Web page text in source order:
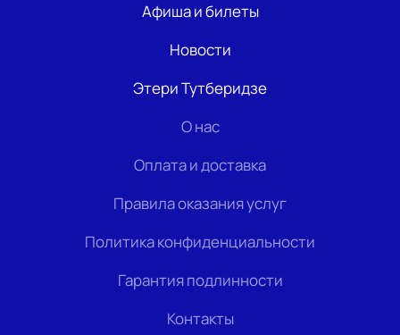
Афиша и билеты
Новости
Этери Тутберидзе
О нас
Оплата и доставка
Правила оказания услуг
Политика конфиденциальности
Гарантия подлинности
Контакты